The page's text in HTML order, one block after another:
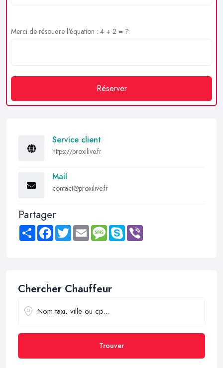
Merci de résoudre l'équation : 4 + 2 = ?
Réserver
Service client
https://proxilive.fr
Mail
contact@proxilive.fr
Partager
Share FacebookTwitter Email MessageSkype
Chercher Chauffeur
Trouver